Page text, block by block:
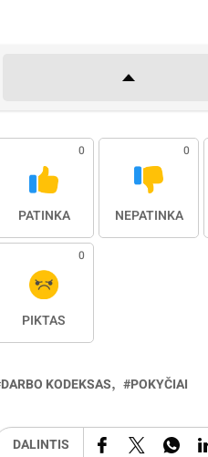
0
PATINKA
0
NEPATINKA
0
PIKTAS
DARBO KODEKSAS POKYČIAI
DALINTIS